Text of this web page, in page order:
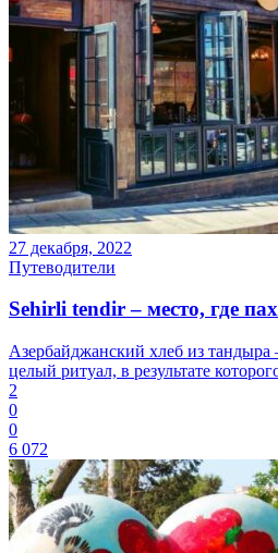
27 декабря, 2022
Путеводители
Sehirli tendir – место, где
Азербайджанский хлеб из тандыра
целый ритуал, в результате
2
0
0
6 072